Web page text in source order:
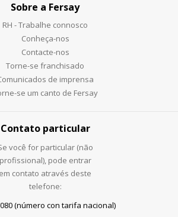
Sobre a Fersay
RH - Trabalhe connosco
Conheça-nos
Contacte-nos
Torne-se franchisado
de imprensa
se um canto de Fersay
Contato particular
você for particular (não
profissional), pode entrar
em contato através deste
telefone:
(número con tarifa nacional)